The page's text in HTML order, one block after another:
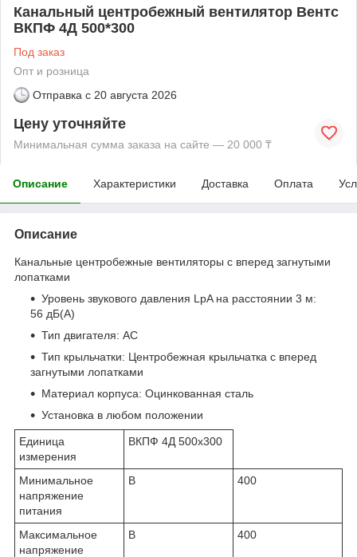
Канальный центробежный вентилятор Вентс
ВКПФ 4Д 500*300
Под заказ
Опт и розница
Отправка с 20 августа 2026
Цену уточняйте
Минимальная сумма заказа на сайте — 20 000 ₸
Описание Характеристики Доставка Оплата
Описание
Канальные центробежные вентиляторы с вперед загнутыми
лопатками
Уровень звукового давления LpA на расстоянии 3 м:
56 дБ(А)
Тип двигателя: AC
Тип крыльчатки: Центробежная крыльчатка с вперед
загнутыми лопатками
Материал корпуса: Оцинкованная сталь
Установка в любом положении
Единица
измерения
ВКПФ 4Д 500x300
Минимальное
напряжение
питания
В 400
Максимальное
напряжение
В 400